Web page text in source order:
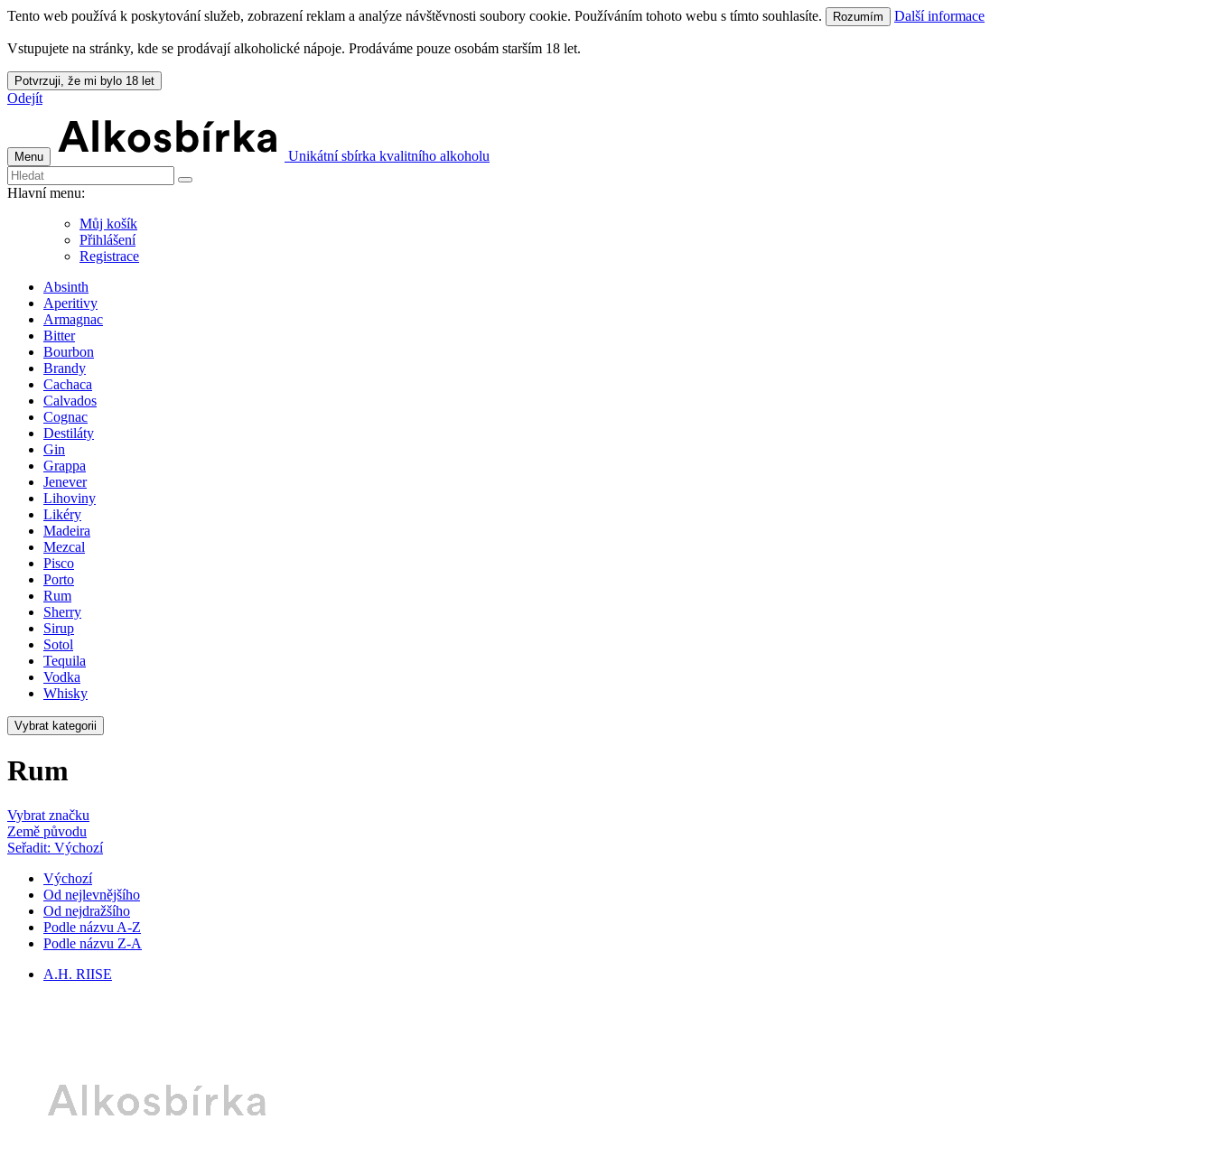
Tento web používá k poskytování služeb, zobrazení reklam a analýze návštěvnosti soubory cookie. Používáním tohoto webu s tímto souhlasíte. Rozumím Další informace
Vstupujete na stránky, kde se prodávají alkoholické nápoje. Prodáváme pouze osobám starším 18 let.
Potvrzuji, že mi bylo 18 let
Odejít
Menu Unikátní sbírka kvalitního alkoholu
Hlavní menu:
Můj košík
Přihlášení
Registrace
Absinth
Aperitivy
Armagnac
Bitter
Bourbon
Brandy
Cachaca
Calvados
Cognac
Destiláty
Gin
Grappa
Jenever
Lihoviny
Likéry
Madeira
Mezcal
Pisco
Porto
Rum
Sherry
Sirup
Sotol
Tequila
Vodka
Whisky
Vybrat kategorii
Rum
Vybrat značku
Země původu
Seřadit: Výchozí
Výchozí
Od nejlevnějšího
Od nejdražšího
Podle názvu A-Z
Podle názvu Z-A
A.H. RIISE